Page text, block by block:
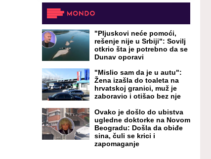
"Pljuskovi neće pomoći,
rešenje nije u Srbiji": Sovilj
otkrio šta je potrebno da se
Dunav oporavi
"Mislio sam da je u autu":
Žena izašla do toaleta na
hrvatskoj granici, muž je
zaboravio i otišao bez nje
Ovako je došlo do ubistva
ugledne doktorke na Novom
Beogradu: Došla da obiđe
sina, čuli se krici i
zapomaganje